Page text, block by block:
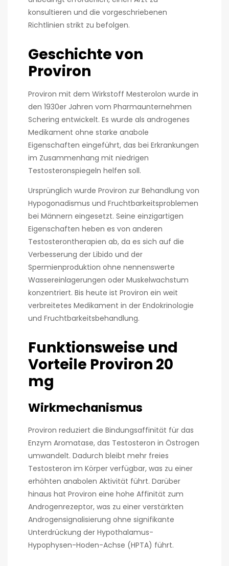
konsultieren und die vorgeschriebenen
Richtlinien strikt zu befolgen.
Geschichte von
Proviron
Proviron mit dem Wirkstoff Mesterolon wurde in
den 1930er Jahren vom Pharmaunternehmen
Schering entwickelt. Es wurde als androgenes
Medikament ohne starke anabole
Eigenschaften eingeführt, das bei Erkrankungen
im Zusammenhang mit niedrigen
Testosteronspiegeln helfen soll.
Ursprünglich wurde Proviron zur Behandlung von
Hypogonadismus und Fruchtbarkeitsproblemen
bei Männern eingesetzt. Seine einzigartigen
Eigenschaften heben es von anderen
Testosterontherapien ab, da es sich auf die
Verbesserung der Libido und der
Spermienproduktion ohne nennenswerte
Wassereinlagerungen oder Muskelwachstum
konzentriert. Bis heute ist Proviron ein weit
verbreitetes Medikament in der Endokrinologie
und Fruchtbarkeitsbehandlung.
Funktionsweise und
Vorteile Proviron 20
mg
Wirkmechanismus
Proviron reduziert die Bindungsaffinität für das
Enzym Aromatase, das Testosteron in Östrogen
umwandelt. Dadurch bleibt mehr freies
Testosteron im Körper verfügbar, was zu einer
erhöhten anabolen Aktivität führt. Darüber
hinaus hat Proviron eine hohe Affinität zum
Androgenrezeptor, was zu einer verstärkten
Androgensignalisierung ohne signifikante
Unterdrückung der Hypothalamus-
Hypophysen-Hoden-Achse (HPTA) führt.